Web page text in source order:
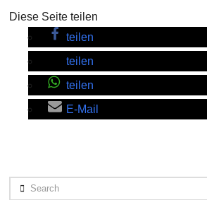
Diese Seite teilen
teilen
teilen
teilen
E-Mail
Search